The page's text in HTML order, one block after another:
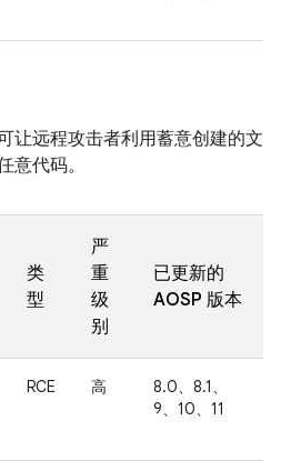
让远程攻击者利用蓄意创建的文
意代码。
类
型
严
重
级
别
已更新的
AOSP 版本
RCE 高
8.0、8.1、
9、10、11